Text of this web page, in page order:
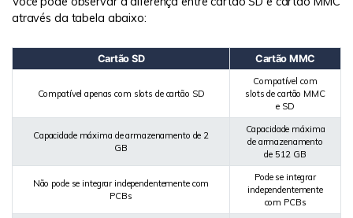
Reparo de fotos com IA
momentos preciosos com uma solução baseada em IA.
Teste Online
através da tabela abaixo:
Cartão SD Cartão MMC
Compatível apenas com slots de cartão SD
Compatível com
slots de cartão MMC
e SD
Capacidade máxima de armazenamento de 2
GB
Capacidade máxima
de armazenamento
de 512 GB
Não pode se integrar independentemente com
PCBs
Pode se integrar
independentemente
com PCBs